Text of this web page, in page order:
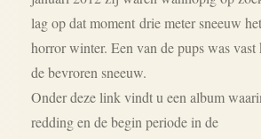
lag op dat moment drie meter sneeuw
horror winter. Een van de pups was
de bevroren sneeuw.
Onder deze link vindt u een album
redding en de begin periode in de